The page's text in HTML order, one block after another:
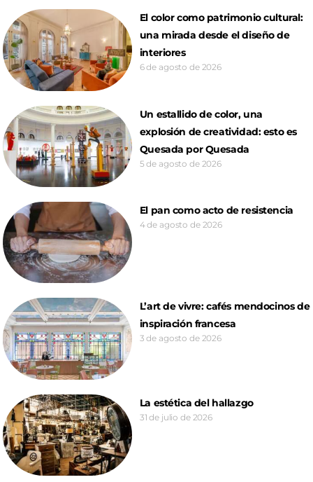
El color como patrimonio cultural:
una mirada desde el diseño de
interiores
6 de agosto de 2026
Un estallido de color, una
explosión de creatividad: esto es
Quesada por Quesada
5 de agosto de 2026
El pan como acto de resistencia
4 de agosto de 2026
L’art de vivre: cafés mendocinos de
inspiración francesa
3 de agosto de 2026
La estética del hallazgo
31 de julio de 2026